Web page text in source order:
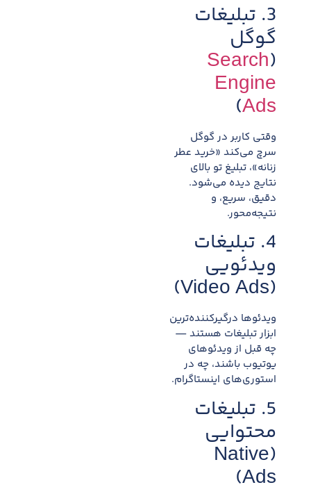
3. تبلیغات
گوگل
(
Search
Engine
Ads
)
وقتی کاربر در گوگل
سرچ می‌کند «خرید عطر
زنانه»، تبلیغ تو بالای
نتایج دیده می‌شود.
دقیق، سریع، و
نتیجه‌محور.
4. تبلیغات
ویدئویی
(Video Ads)
ویدئوها درگیرکننده‌ترین
ابزار تبلیغات هستند —
چه قبل از ویدئوهای
یوتیوب باشند، چه در
استوری‌های اینستاگرام.
5. تبلیغات
محتوایی
(Native
Ads)